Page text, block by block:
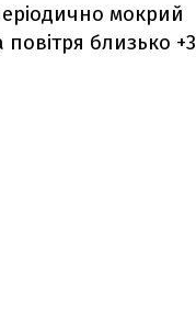
мокрий
близько +3